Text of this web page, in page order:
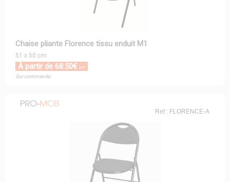
Chaise pliante Florence tissu enduit M1
51 x 50 cm
À partir de 68.50€ HT
Sur commande
Ref : FLORENCE-A